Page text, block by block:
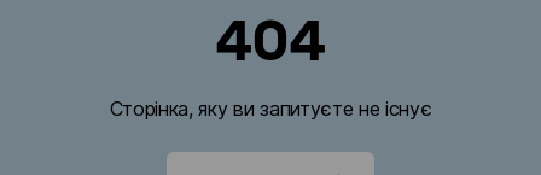
404
Сторінка, яку ви запитуєте не існує